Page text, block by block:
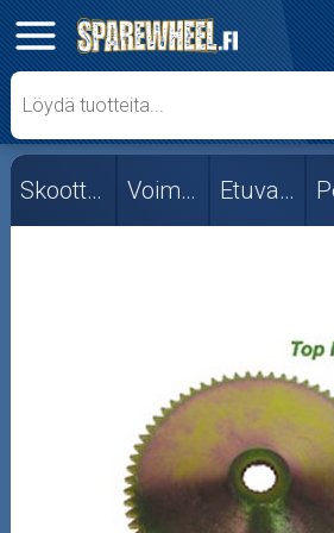
✕
Mopon osat
Skootterin osat
Ohjainpalat
Skootterin osat Voimansiirto Etuvariaattori